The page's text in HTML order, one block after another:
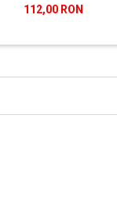
112,00 RON